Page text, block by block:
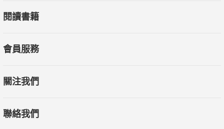
閱讀書籍
會員服務
關注我們
聯絡我們